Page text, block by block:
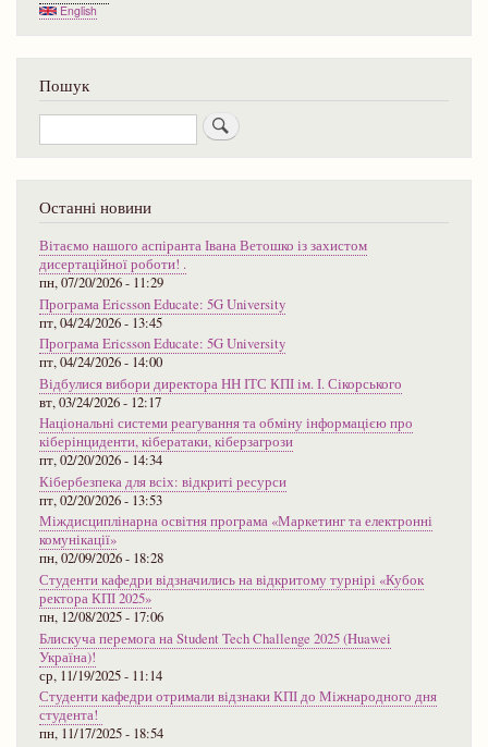
English
Пошук
Пошук
Останні новини
Вітаємо нашого аспіранта Івана Ветошко із захистом
дисертаційної роботи! .
пн, 07/20/2026 - 11:29
Програма Ericsson Educate: 5G University
пт, 04/24/2026 - 13:45
Програма Ericsson Educate: 5G University
пт, 04/24/2026 - 14:00
Відбулися вибори директора НН ІТС КПІ ім. І. Сікорського
вт, 03/24/2026 - 12:17
Національні системи реагування та обміну інформацією про
кіберінциденти, кібератаки, кіберзагрози
пт, 02/20/2026 - 14:34
Кібербезпека для всіх: відкриті ресурси
пт, 02/20/2026 - 13:53
Міждисциплінарна освітня програма «Маркетинг та електронні
комунікації»
пн, 02/09/2026 - 18:28
Студенти кафедри відзначились на відкритому турнірі «Кубок
ректора КПІ 2025»
пн, 12/08/2025 - 17:06
Блискуча перемога на Student Tech Challenge 2025 (Huawei
Україна)!
ср, 11/19/2025 - 11:14
Студенти кафедри отримали відзнаки КПІ до Міжнародного дня
студента!
пн, 11/17/2025 - 18:54